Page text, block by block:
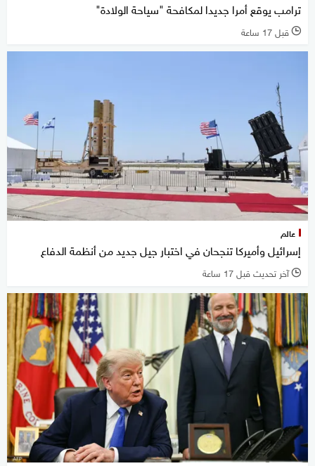
ترامب يوقع أمرا جديدا لمكافحة "سياحة الولادة"
l قبل 17 ساعة
عالم
إسرائيل وأميركا تنجحان في اختبار جيل جديد من أنظمة الدفاع
l آخر تحديث قبل 17 ساعة